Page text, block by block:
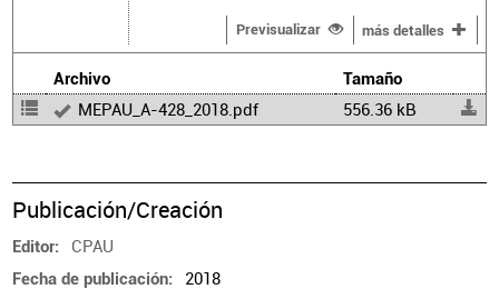
Previsualizar más detalles
Archivo Tamaño
MEPAU_A-428_2018.pdf 556.36 kB
Publicación/Creación
Editor CPAU
Fecha de publicación 2018